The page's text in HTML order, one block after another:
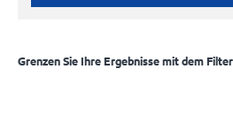
Grenzen Sie Ihre Ergebnisse mit dem